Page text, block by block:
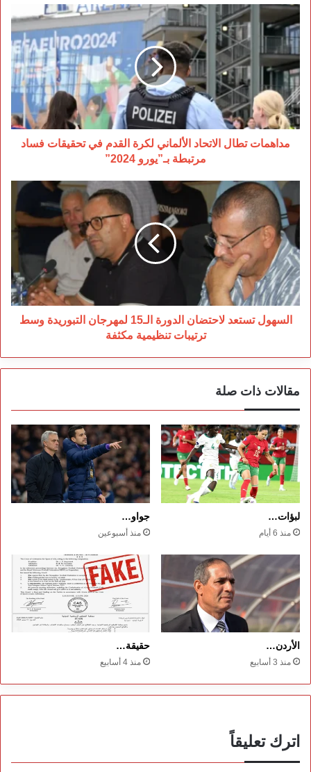
مداهمات
تطال
الاتحاد
الألماني
لكرة
القدم
في
تحقيقات
فساد
مرتبطة
مداهمات تطال الاتحاد الألماني لكرة القدم في تحقيقات فساد
مرتبطة بـ”يورو 2024”
السهول
تستعد
لاحتضان
الدورة
الـ15
لمهرجان
التبوريدة
وسط
ترتيبات
تنظيمية
مكثفة
السهول تستعد لاحتضان الدورة الـ15 لمهرجان التبوريدة وسط
ترتيبات تنظيمية مكثفة
مقالات ذات صلة
لبؤات…
منذ 6 أيام
جواو…
منذ أسبوعين
الأردن…
منذ 3 أسابيع
حقيقة…
منذ 4 أسابيع
اترك تعليقاً